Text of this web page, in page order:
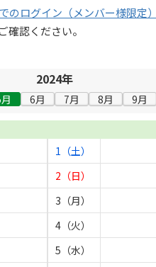
のログイン（メンバー様限定）
認ください。
2024年
6月 7月 8月 9月
1（土）
2（日）
3（月）
4（火）
5（水）